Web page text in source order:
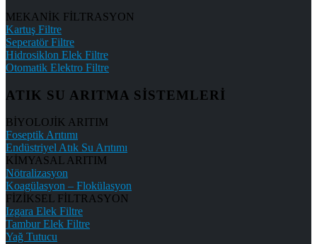
MEKANİK FİLTRASYON
Kartuş Filtre
Seperatör Filtre
Hidrosiklon Elek Filtre
Otomatik Elektro Filtre
ATIK SU ARITMA SİSTEMLERİ
BİYOLOJİK ARITIM
Foseptik Arıtımı
Endüstriyel Atık Su Arıtımı
KİMYASAL ARITIM
Nötralizasyon
Koagülasyon – Flokülasyon
FİZİKSEL FİLTRASYON
Izgara Elek Filtre
Tambur Elek Filtre
Yağ Tutucu